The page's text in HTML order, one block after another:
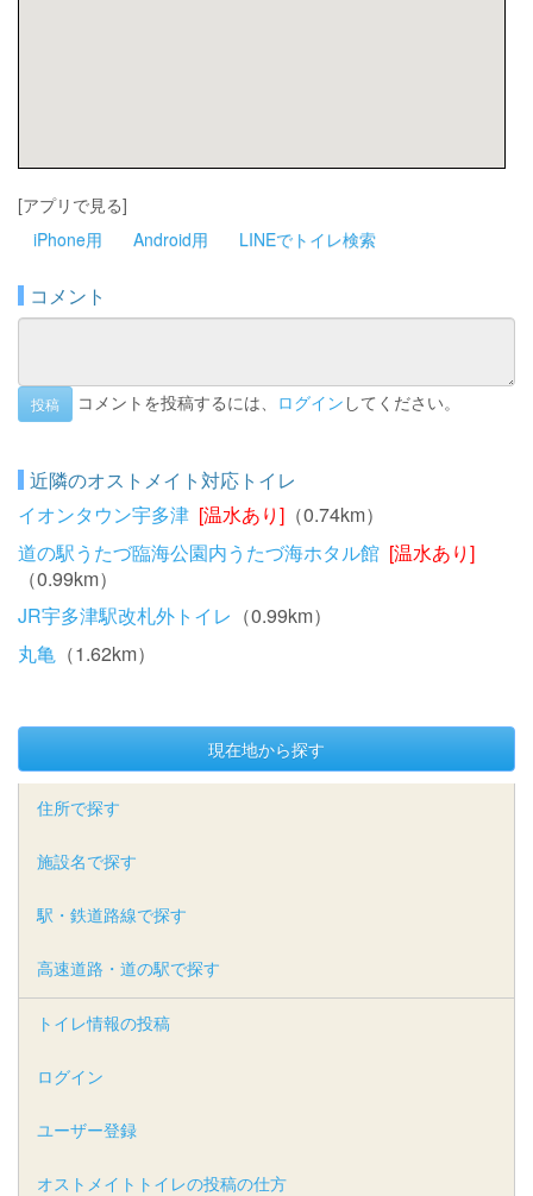
[アプリで見る]
iPhone用
Android用 LINEでトイレ検索
コメント
投稿 コメントを投稿するには、 ログイン してください。
近隣のオストメイト対応トイレ
イオンタウン宇多津 [温水あり] （0.74km）
道の駅うたづ臨海公園内うたづ海ホタル館 [温水あり]
（0.99km）
JR宇多津駅改札外トイレ （0.99km）
丸亀 （1.62km）
現在地から探す
住所で探す
施設名で探す
駅・鉄道路線で探す
高速道路・道の駅で探す
トイレ情報の投稿
ログイン
ユーザー登録
オストメイトトイレの投稿の仕方